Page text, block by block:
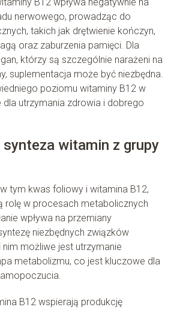
nerwowego, prowadząc do
takich jak drętwienie kończyn,
oraz zaburzenia pamięci. Dla
którzy są szczególnie narażeni na
suplementacja może być niezbędna.
poziomu witaminy B12 w
utrzymania zdrowia i dobrego
witamin z grupy
tym kwas foliowy i witamina B12,
rolę w procesach metabolicznych
wpływa na przemiany
niezbędnych związków
nim możliwe jest utrzymanie
metabolizmu, co jest kluczowe dla
B12 wspierają produkcję